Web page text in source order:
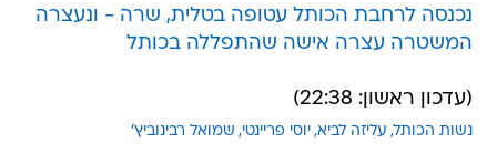
נכנסה לרחבת הכותל עטופה בטלית, שרה - ונעצרה
המשטרה עצרה אישה שהתפללה בכותל
(עדכון ראשון: 22:38)
נשות הכותל עליזה לביא יוסי פריינטי שמואל רבינוביץ'